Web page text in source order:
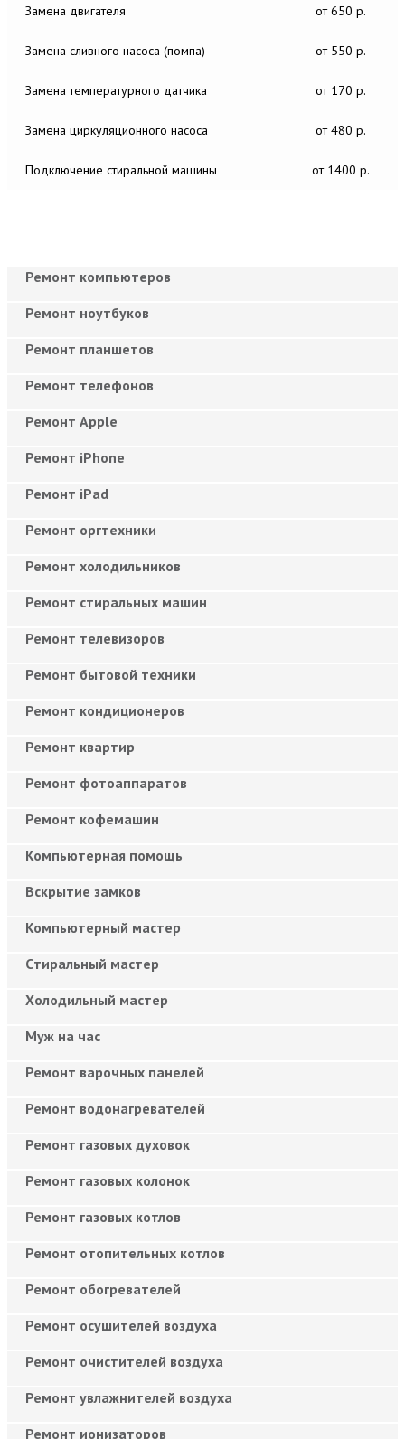
Замена двигателя от 650 р.
Замена сливного насоса (помпа) от 550 р.
Замена температурного датчика от 170 р.
Замена циркуляционного насоса от 480 р.
Подключение стиральной машины от 1400 р.
Ремонт компьютеров
Ремонт ноутбуков
Ремонт планшетов
Ремонт телефонов
Ремонт Apple
Ремонт iPhone
Ремонт iPad
Ремонт оргтехники
Ремонт холодильников
Ремонт стиральных машин
Ремонт телевизоров
Ремонт бытовой техники
Ремонт кондиционеров
Ремонт квартир
Ремонт фотоаппаратов
Ремонт кофемашин
Компьютерная помощь
Вскрытие замков
Компьютерный мастер
Cтиральный мастер
Холодильный мастер
Муж на час
Ремонт варочных панелей
Ремонт водонагревателей
Ремонт газовых духовок
Ремонт газовых колонок
Ремонт газовых котлов
Ремонт отопительных котлов
Ремонт обогревателей
Ремонт осушителей воздуха
Ремонт очистителей воздуха
Ремонт увлажнителей воздуха
Ремонт ионизаторов